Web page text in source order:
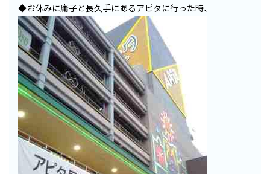
◆お休みに庸子と長久手にあるアピタに行った時、